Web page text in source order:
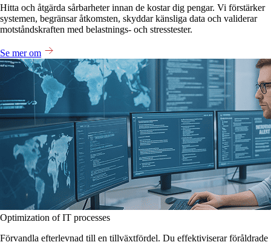
Hitta och åtgärda sårbarheter innan de kostar dig pengar. Vi förstärker
systemen, begränsar åtkomsten, skyddar känsliga data och validerar
motståndskraften med belastnings- och stresstester.
Se mer om
Optimization of IT processes
Förvandla efterlevnad till en tillväxtfördel. Du effektiviserar föråldrade